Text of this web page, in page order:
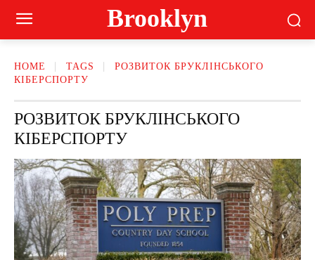
Brooklyn
HOME TAGS
РОЗВИТОК БРУКЛІНСЬКОГО
КІБЕРСПОРТУ
РОЗВИТОК БРУКЛІНСЬКОГО
КІБЕРСПОРТУ